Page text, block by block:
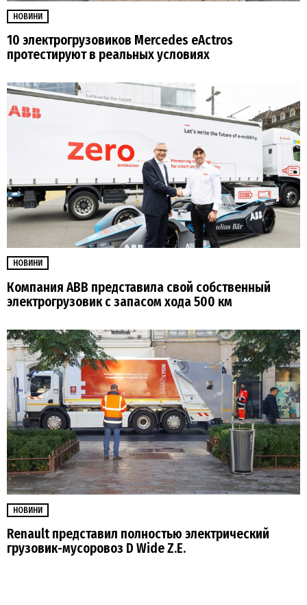
НОВИНИ
10 электрогрузовиков Mercedes eActros
протестируют в реальных условиях
НОВИНИ
Компания ABB представила свой собственный
электрогрузовик с запасом хода 500 км
НОВИНИ
Renault представил полностью электрический
грузовик-мусоровоз D Wide Z.E.